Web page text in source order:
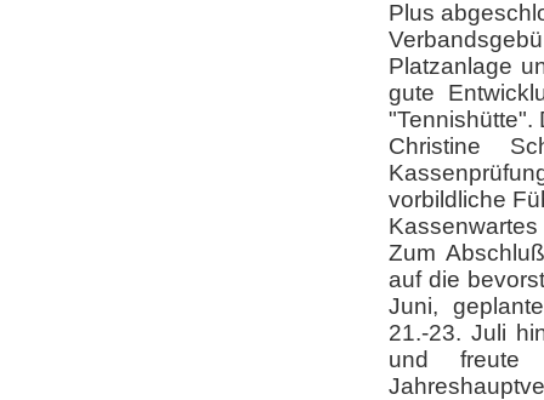
Plus
Platzanlage
gute
"Tennishütte".
Christine
vorbildliche
Zum
auf die
Juni,
21.-23. Juli
und freute